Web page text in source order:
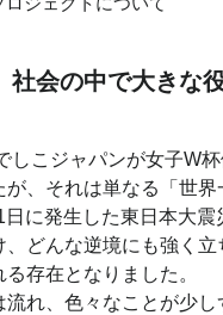
社会の中で大きな
しこジャパンが女子W
が、それは単なる「世界
日に発生した東日本大
、どんな逆境にも強く
存在となりました。
流れ、色々なことが少